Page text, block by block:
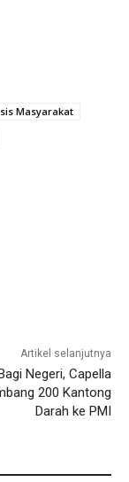
Masyarakat
Artikel selanjutnya
Negeri, Capella
200 Kantong
Darah ke PMI